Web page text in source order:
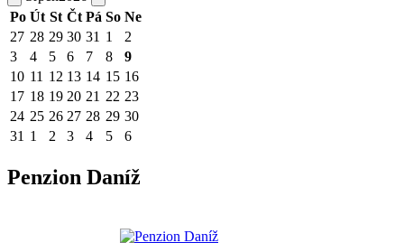
Po Út St Čt Pá So Ne
27 28 29 30 31 1
2
3
4 5 6 7 8
9
10 11 12 13 14 15 16
17 18 19 20 21 22 23
24 25 26 27 28 29 30
31 1 2 3 4 5 6
Penzion Daníž